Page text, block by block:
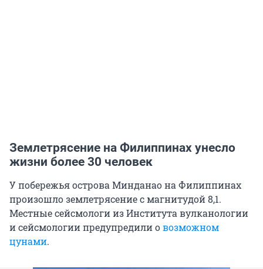
Землетрясение на Филиппинах унесло
жизни более 30 человек
У побережья острова Минданао на Филиппинах
произошло землетрясение с магнитудой 8,1.
Местные сейсмологи из Института вулканологии
и сейсмологии предупредили овозможном
цунами.